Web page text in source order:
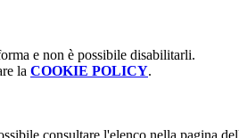
e non è possibile disabilitarli.
la COOKIE POLICY.